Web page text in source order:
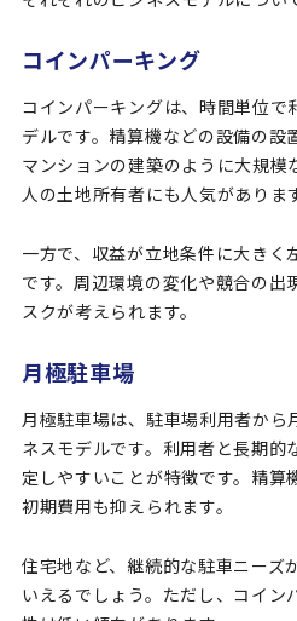
コインパーキング
コインパーキングは、時間単位で
デルです。精算機などの設備の設
マンションの建築のように大規
人の土地所有者にも人気がありま
一方で、収益が立地条件に大きく
です。周辺環境の変化や競合の出
スクが考えられます。
月極駐車場
月極駐車場は、駐車場利用者から
ネスモデルです。利用者と長期的
定しやすいことが特徴です。精算
初期費用も抑えられます。
住宅地など、継続的な駐車ニーズ
いえるでしょう。ただし、コイン